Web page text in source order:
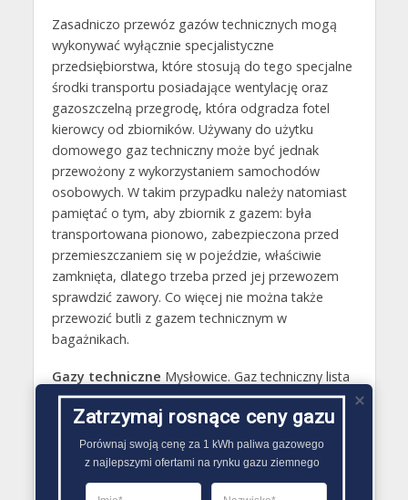
Zasadniczo przewóz gazów technicznych mogą
wykonywać wyłącznie specjalistyczne
przedsiębiorstwa, które stosują do tego specjalne
środki transportu posiadające wentylację oraz
gazoszczelną przegrodę, która odgradza fotel
kierowcy od zbiorników. Używany do użytku
domowego gaz techniczny może być jednak
przewożony z wykorzystaniem samochodów
osobowych. W takim przypadku należy natomiast
pamiętać o tym, aby zbiornik z gazem: była
transportowana pionowo, zabezpieczona przed
przemieszczaniem się w pojeździe, właściwie
zamknięta, dlatego trzeba przed jej przewozem
sprawdzić zawory. Co więcej nie można także
przewozić butli z gazem technicznym w
bagażnikach.
Gazy techniczne Mysłowice. Gaz techniczny lista
dostawców:
Nazwa Adres
E-
mail
Telefon
Zatrzymaj rosnące ceny gazu
Porównaj swoją cenę za 1 kWh paliwa gazowego
z najlepszymi ofertami na rynku gazu ziemnego